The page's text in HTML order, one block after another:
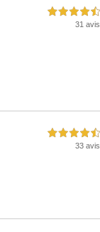
4,5 étoiles sur 5
31 avis
4,5 étoiles sur 5
33 avis